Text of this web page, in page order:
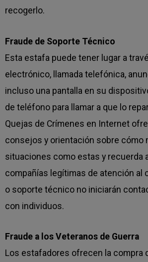
recogerlo.
Fraude de Soporte Técnico
Esta estafa puede tener lugar a
electrónico, llamada telefónica,
incluso una pantalla en su
de teléfono para llamar a que lo
Quejas de Crímenes en Internet
consejos y orientación sobre cómo
situaciones como estas y recuerda
compañías legítimas de atención al
o soporte técnico no iniciarán
con individuos.
Fraude a los Veteranos de Guerra
Los estafadores ofrecen la compra